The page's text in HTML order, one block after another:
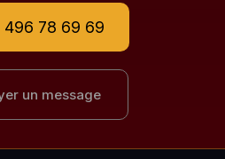
496 78 69 69
un message